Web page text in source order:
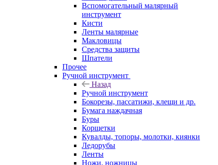
Вспомогательный малярный
инструмент
Кисти
Ленты малярные
Макловицы
Средства защиты
Шпатели
Прочее
Ручной инструмент
Назад
Ручной инструмент
Бокорезы, пассатижи, клещи и др.
Бумага наждачная
Буры
Корщетки
Кувалды, топоры, молотки, киянки
Ледорубы
Ленты
Ножи, ножницы